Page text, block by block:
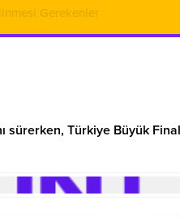
Çözüm Ortaklığı
sürerken, Türkiye Büyük